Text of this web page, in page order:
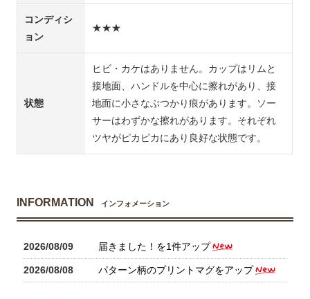
コンディシ
ョン
★★★
状態
ヒビ・カケはありません。カップはリムと
接地面、ハンドルを中心に擦れがあり、接
地面に小さなぶつかり痕があります。ソー
サーはわずかな擦れがあります。それぞれ
ツヤがピカピカにあり良好な状態です。
INFORMATION インフォメーション
2026/08/09 届きました！を1件アップ
2026/08/08 パターン柄のプリントマグをアップ